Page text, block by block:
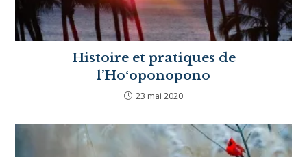
Histoire et pratiques de
l’Hoʻoponopono
23 mai 2020